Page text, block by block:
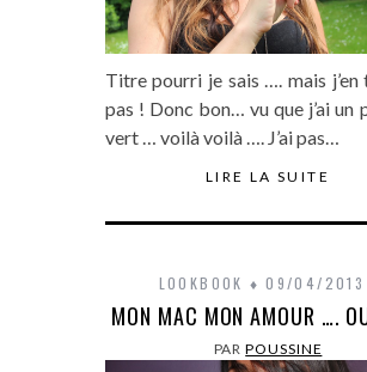
Titre pourri je sais …. mais j’en
pas ! Donc bon… vu que j’ai un
vert … voilà voilà …. J’ai pas…
LIRE LA SUITE
LOOKBOOK 09/04/2013
MON MAC MON AMOUR ….
PARPOUSSINE